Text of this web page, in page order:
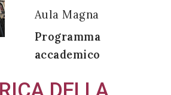
Aula Magna
Programma
accademico
DELLA